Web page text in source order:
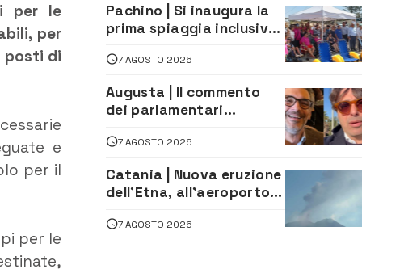
per le
per
posti di
e
per il
per le
Pachino | Si inaugura la
prima spiaggia inclusiva
assistenza e prevenzione
aperte a tutti
7 AGOSTO 2026
Augusta | Il commento
dei parlamentari
firma del contatto per il
depuratore
7 AGOSTO 2026
Catania | Nuova eruzione
dell’Etna, all’aeroporto
dirottati
7 AGOSTO 2026